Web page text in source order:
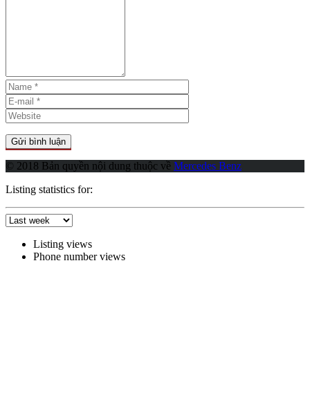
© 2018 Bản quyền nội dung thuộc về Mercedes Benz
Listing statistics for:
Listing views
Phone number views